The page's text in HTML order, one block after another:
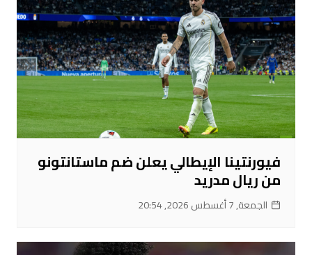
فيورنتينا الإيطالي يعلن ضم ماستانتونو
من ريال مدريد
الجمعة, 7 أغسطس 2026, 20:54